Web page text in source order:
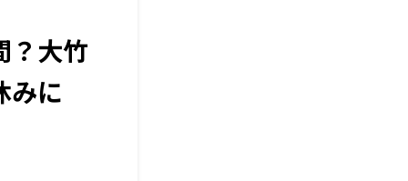
？大竹
みに